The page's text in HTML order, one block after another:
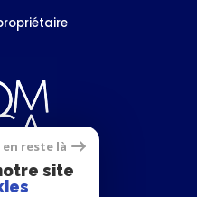
en reste là
site